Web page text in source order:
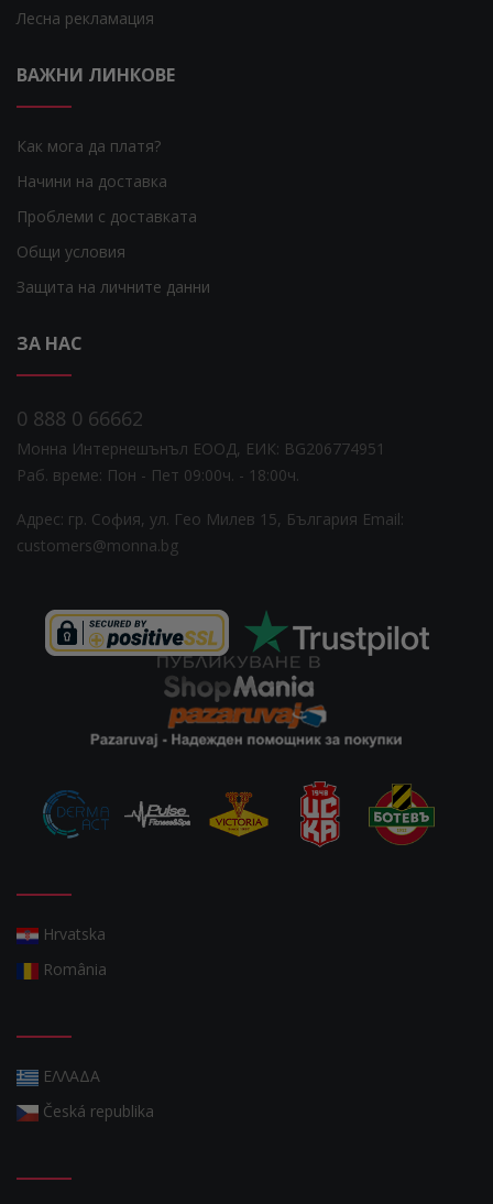
Лесна рекламация
ВАЖНИ ЛИНКОВЕ
Как мога да платя?
Начини на доставка
Проблеми с доставката
Общи условия
Защита на личните данни
ЗА НАС
0 888 0 66662
Монна Интернешънъл ЕООД, ЕИК: BG206774951
Раб. време: Пoн - Пет 09:00ч. - 18:00ч.
Адрес: гр. София, ул. Гео Милев 15, България Email:
customers@monna.bg
Hrvatska
România
ΕΛΛΑΔΑ
Česká republika